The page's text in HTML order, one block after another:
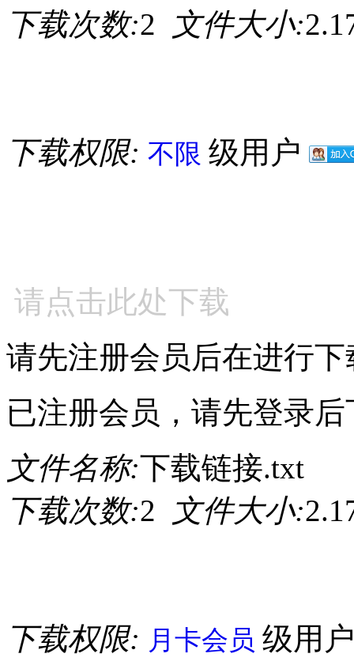
下载次数:2 文件大小:
下载权限: 不限 级用户
请点击此处下载
请先注册会员后在进行下
已注册会员，请先登录后
文件名称:下载链接.txt
下载次数:2 文件大小:
下载权限: 月卡会员 级用